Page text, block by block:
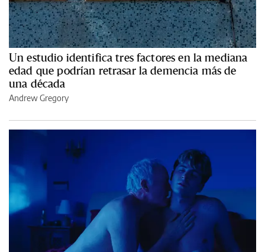
Un estudio identifica tres factores en la mediana
edad que podrían retrasar la demencia más de
una década
Andrew Gregory